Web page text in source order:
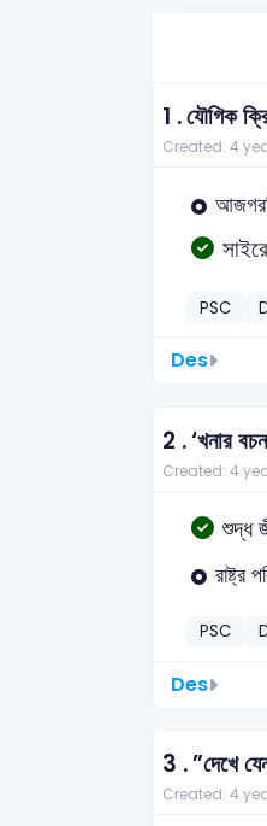
1 .যৌগিক
Created: 4
PSC
Des
2 .‘খনার
Created: 4
শুদ্ধ
রাষ্ট্র
PSC
Des
3 .”দেখে
Created: 4